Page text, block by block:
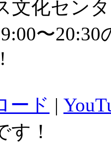
文化セン
〜20:30
ード |
す！